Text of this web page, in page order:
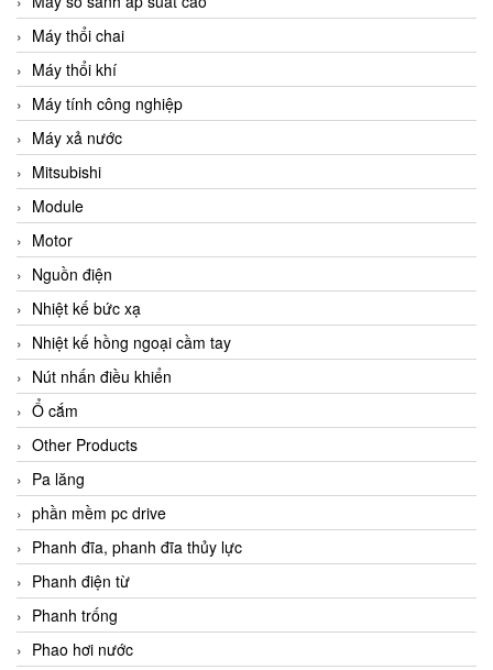
Máy thổi chai
Máy thổi khí
Máy tính công nghiệp
Máy xả nước
Mitsubishi
Module
Motor
Nguồn điện
Nhiệt kế bức xạ
Nhiệt kế hồng ngoại cầm tay
Nút nhấn điều khiển
Ổ cắm
Other Products
Pa lăng
phần mềm pc drive
Phanh đĩa, phanh đĩa thủy lực
Phanh điện từ
Phanh trống
Phao hơi nước